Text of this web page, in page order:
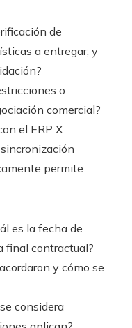
de
a entregar, y
o
comercial?
el ERP X
permite
es la fecha de
final contractual?
y cómo se
considera